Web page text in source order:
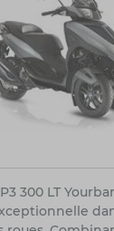
300 LT